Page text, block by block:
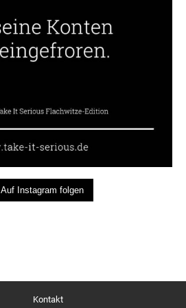
Auf Instagram folgen
Kontakt